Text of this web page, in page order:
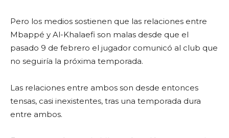
Pero los medios sostienen que las relaciones entre
Mbappé y Al-Khalaefi son malas desde que el
pasado 9 de febrero el jugador comunicó al club que
no seguiría la próxima temporada.
Las relaciones entre ambos son desde entonces
tensas, casi inexistentes, tras una temporada dura
entre ambos.